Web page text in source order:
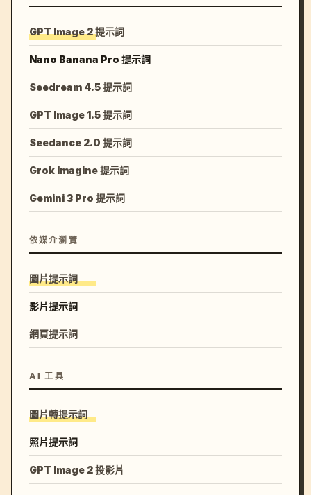
GPT Image 2 提示詞
Nano Banana Pro 提示詞
Seedream 4.5 提示詞
GPT Image 1.5 提示詞
Seedance 2.0 提示詞
Grok Imagine 提示詞
Gemini 3 Pro 提示詞
依媒介瀏覽
圖片提示詞
影片提示詞
網頁提示詞
AI 工具
圖片轉提示詞
照片提示詞
GPT Image 2 投影片